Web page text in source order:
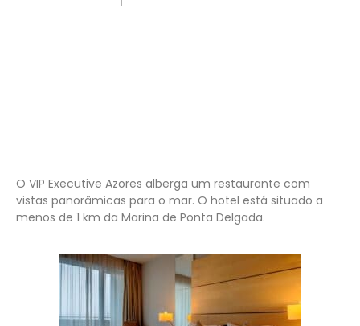
O VIP Executive Azores alberga um restaurante com
vistas panorâmicas para o mar. O hotel está situado a
menos de 1 km da Marina de Ponta Delgada.